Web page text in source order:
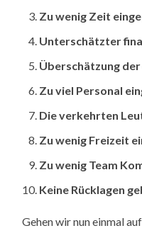
Zu wenig Zeit
Unterschätzter
Überschätzung
Zu viel Personal
Die verkehrten
Zu wenig Freizeit
Zu wenig Team
Keine Rücklagen
Gehen wir nun einmal